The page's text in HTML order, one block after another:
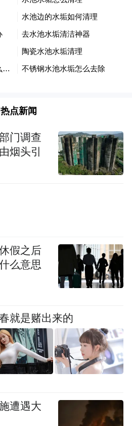
服务队进企业
后精准响应。截至目前，
，已累计为各类企业疏
开展技能攻关研讨等活
于“救急”，更在于“赋
产线告急。服务队得知
速匹配到有现货的供应
。
效护航”，服务队的价值
北仑区总工会以这支队伍
整个区域中小企业的技术
答卷”
服务队是区总工会助推
热点新闻
门调查
烟头引
假之后
么意思
就是赌出来的
遭遇大